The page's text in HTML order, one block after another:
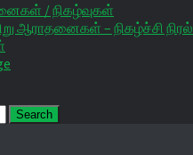
/ நிகழ்வுகள்
ஆராதனைகள் – நிகழ்ச்சி நிரல்